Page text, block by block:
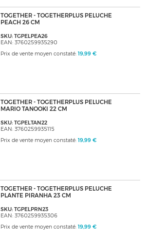
TOGETHER - TOGETHERPLUS PELUCHE
PEACH 26 CM
SKU: TGPELPEA26
EAN: 3760259935290
Prix de vente moyen constaté: 19,99 €
TOGETHER - TOGETHERPLUS PELUCHE
MARIO TANOOKI 22 CM
SKU: TGPELTAN22
EAN: 3760259935115
Prix de vente moyen constaté: 19,99 €
TOGETHER - TOGETHERPLUS PELUCHE
PLANTE PIRANHA 23 CM
SKU: TGPELPRN23
EAN: 3760259935306
Prix de vente moyen constaté: 19,99 €